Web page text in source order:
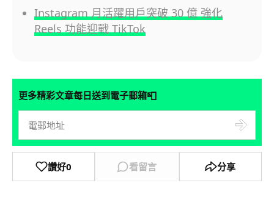
Instagram 月活躍用戶突破 30 億 強化
Reels 功能迎戰 TikTok
更多精彩文章每日送到電子郵箱📮
讚好0 看留言 分享